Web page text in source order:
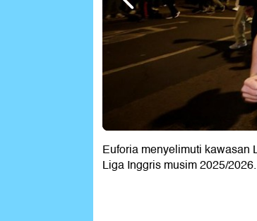
Euforia menyelimuti kawasan
Liga Inggris musim 2025/